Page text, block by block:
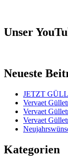
Unser
Neueste
JETZT
Vervaet
Vervaet
Vervaet
Kategorien